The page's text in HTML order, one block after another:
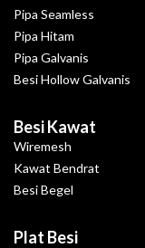
Pipa Seamless
Pipa Hitam
Pipa Galvanis
Besi Hollow Galvanis
Besi Kawat
Wiremesh
Kawat Bendrat
Besi Begel
Plat Besi